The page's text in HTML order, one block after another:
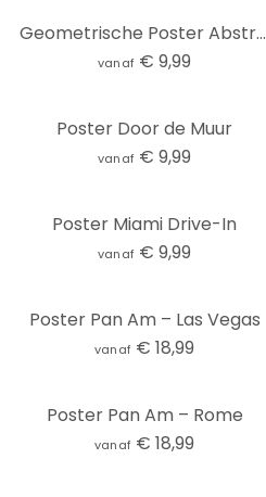
Geometrische Poster Abstracte Halve Cirkels in Zacht Beige - Bloomery Decor
vanaf € 9,99
Poster Door de Muur
vanaf € 9,99
Poster Miami Drive-In
vanaf € 9,99
Poster Pan Am – Las Vegas
vanaf € 18,99
Poster Pan Am – Rome
vanaf € 18,99